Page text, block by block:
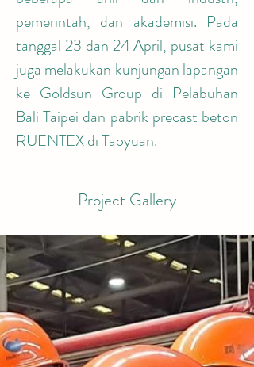
pemerintah, dan akademisi. Pada
tanggal 23 dan 24 April, pusat kami
juga melakukan kunjungan lapangan
ke Goldsun Group di Pelabuhan
Bali Taipei dan pabrik precast beton
RUENTEX di Taoyuan.
Project Gallery